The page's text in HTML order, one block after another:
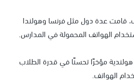
قامت عدة دول مثل فرنسا وهولندا
استخدام الهواتف المحمولة في المدارس.
مؤخرًا تحسنًا في قدرة الطلاب
الهواتف.